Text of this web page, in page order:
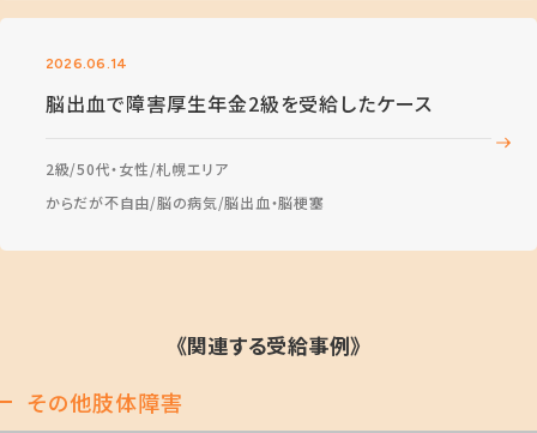
2026.06.14
脳出血で障害厚生年金2級を受給したケース
2級 50代・女性 札幌エリア
からだが不自由 脳の病気 脳出血・脳梗塞
《関連する受給事例》
その他肢体障害